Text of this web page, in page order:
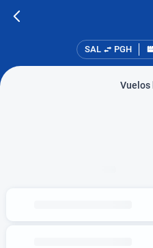
SAL PGH
Vuelos